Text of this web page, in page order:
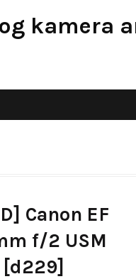
kamera
Canon EF
f/2 USM
[d229]